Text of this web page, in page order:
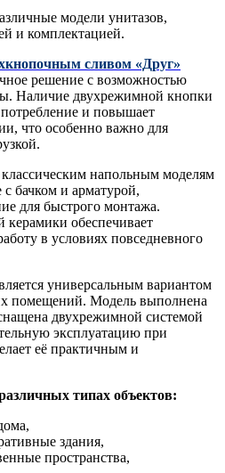
модели унитазов,
и комплектацией.
сливом «Друг»
решение с возможностью
Наличие двухрежимной кнопки
и повышает
что особенно важно для
классическим напольным моделям
с бачком и арматурой,
для быстрого монтажа.
керамики обеспечивает
в условиях повседневного
универсальным вариантом
помещений. Модель выполнена
двухрежимной системой
эксплуатацию при
её практичным и
типах объектов:
здания,
пространства,